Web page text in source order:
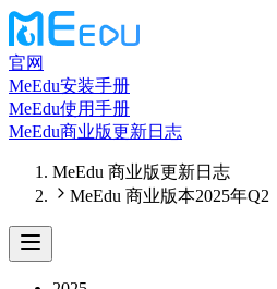
官网
MeEdu安装手册
MeEdu使用手册
MeEdu商业版更新日志
MeEdu 商业版更新日志
MeEdu 商业版本2025年Q2